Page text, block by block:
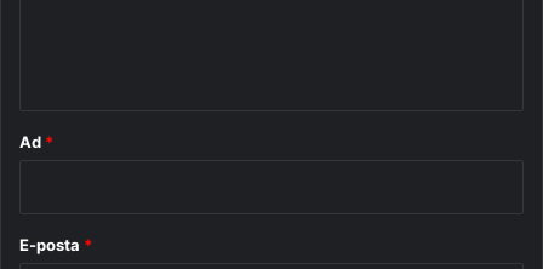
Ad *
E-posta *